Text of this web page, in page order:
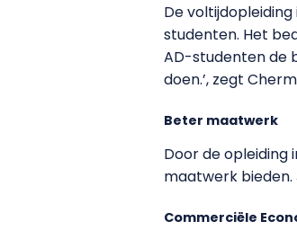
De
studenten. Het
AD-studenten de
doen.’, zegt
Beter maatwerk
Door de opleiding
maatwerk bieden.
Commerciële